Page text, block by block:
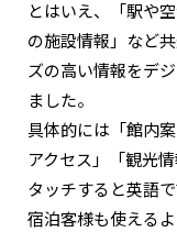
とはいえ、「駅や
の施設情報」など
ズの高い情報をデ
ました。
具体的には「館内
アクセス」「観光
タッチすると英語
宿泊客様も使える